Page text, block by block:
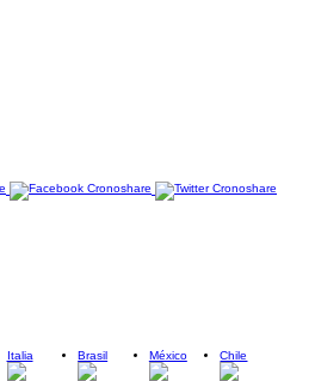
Italia Brasil México Chile